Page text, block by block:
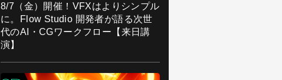
8/7（金）開催！VFXはよりシンプル
に。Flow Studio 開発者が語る次世
代のAI・CGワークフロー【来日講
演】